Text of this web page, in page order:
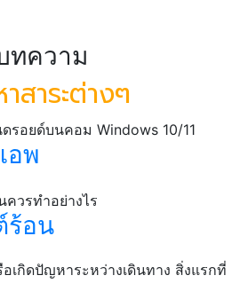
ทความ
สาระต่างๆ
อพ
อม
ร้อน
ไร